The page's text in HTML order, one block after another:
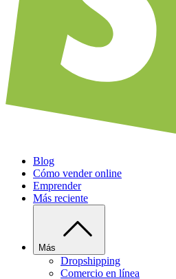
Blog
Cómo vender online
Emprender
Más reciente
Más
Dropshipping
Comercio en línea